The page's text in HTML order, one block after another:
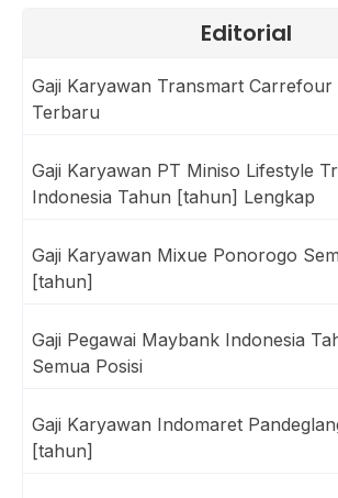
Editorial
Gaji Karyawan Transmart
Terbaru
Gaji Karyawan PT Miniso Lifestyle
Indonesia Tahun [tahun] Lengkap
Gaji Karyawan Mixue Ponorogo
[tahun]
Gaji Pegawai Maybank Indonesia
Semua Posisi
Gaji Karyawan Indomaret
[tahun]